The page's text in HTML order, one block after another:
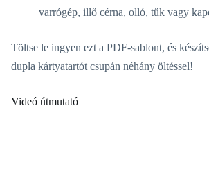
varrógép, illő cérna, olló, tűk vagy
Töltse le ingyen ezt a PDF-sablont, és
dupla kártyatartót csupán néhány öltéssel!
Videó útmutató